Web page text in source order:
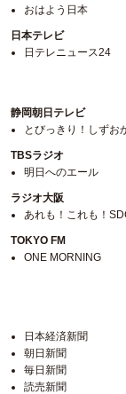
おはよう日本
日本テレビ
日テレニュース24
静岡朝日テレビ
とびっきり！しずお
TBSラジオ
明日へのエール
ラジオ大阪
あれも！これも！
TOKYO FM
ONE MORNING
日本経済新聞
朝日新聞
毎日新聞
読売新聞